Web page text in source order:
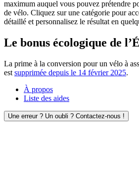
maximum auquel vous pouvez prétendre
de vélo. Cliquez sur une catégorie pour
détaillé et personnalisez le résultat en
Le bonus écologique de
La prime à la conversion pour un vélo à
est supprimée depuis le 14 février 2025.
À propos
Liste des aides
Une erreur ? Un oubli ? Contactez-nous !